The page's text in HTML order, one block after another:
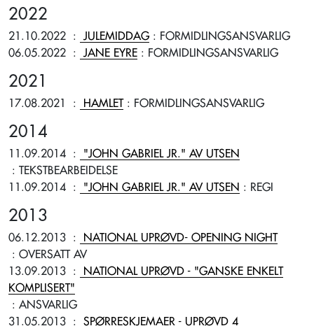
2022
21.10.2022 : JULEMIDDAG: FORMIDLINGSANSVARLIG
06.05.2022 : JANE EYRE : FORMIDLINGSANSVARLIG
2021
17.08.2021 : HAMLET: FORMIDLINGSANSVARLIG
2014
11.09.2014 :
"JOHN GABRIEL JR." AV UTSEN
: TEKSTBEARBEIDELSE
11.09.2014 : "JOHN GABRIEL JR." AV UTSEN : REGI
2013
06.12.2013 :
NATIONAL UPRØVD- OPENING NIGHT
: OVERSATT AV
13.09.2013 :
NATIONAL UPRØVD - "GANSKE ENKELT
KOMPLISERT"
: ANSVARLIG
31.05.2013 : SPØRRESKJEMAER - UPRØVD 4